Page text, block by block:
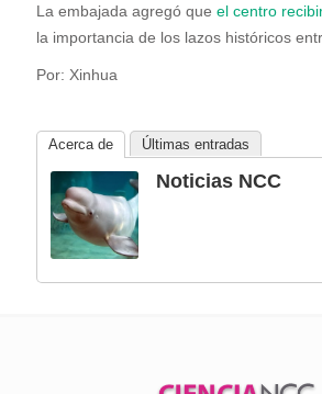
La embajada agregó que el centro
la importancia de los lazos históricos
Por: Xinhua
Acerca de Últimas entradas
Noticias NCC